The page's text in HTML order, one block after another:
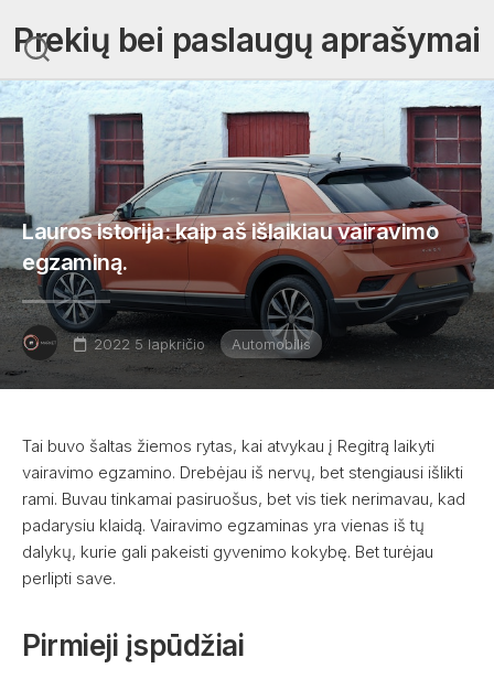
content
Prekių bei paslaugų aprašymai
Lauros istorija: kaip aš išlaikiau vairavimo
egzaminą.
2022 5 lapkričio Automobilis
Tai buvo šaltas žiemos rytas, kai atvykau į Regitrą laikyti
vairavimo egzamino. Drebėjau iš nervų, bet stengiausi išlikti
rami. Buvau tinkamai pasiruošus, bet vis tiek nerimavau, kad
padarysiu klaidą. Vairavimo egzaminas yra vienas iš tų
dalykų, kurie gali pakeisti gyvenimo kokybę. Bet turėjau
perlipti save.
Pirmieji įspūdžiai